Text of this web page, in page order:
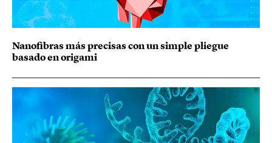
Nanofibras más precisas con un simple pliegue
basado en origami